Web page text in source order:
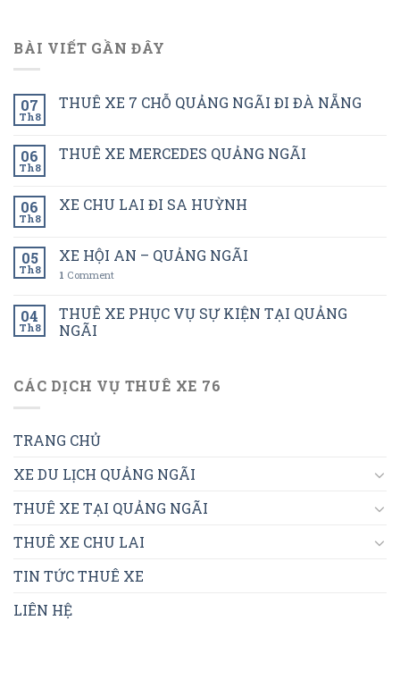
BÀI VIẾT GẦN ĐÂY
07
Th8
THUÊ XE 7 CHỖ QUẢNG NGÃI ĐI ĐÀ NẴNG
06
Th8
THUÊ XE MERCEDES QUẢNG NGÃI
06
Th8
XE CHU LAI ĐI SA HUỲNH
05
Th8
XE HỘI AN – QUẢNG NGÃI
1 Comment
04
Th8
THUÊ XE PHỤC VỤ SỰ KIỆN TẠI QUẢNG
NGÃI
CÁC DỊCH VỤ THUÊ XE 76
TRANG CHỦ
XE DU LỊCH QUẢNG NGÃI
THUÊ XE TẠI QUẢNG NGÃI
THUÊ XE CHU LAI
TIN TỨC THUÊ XE
LIÊN HỆ